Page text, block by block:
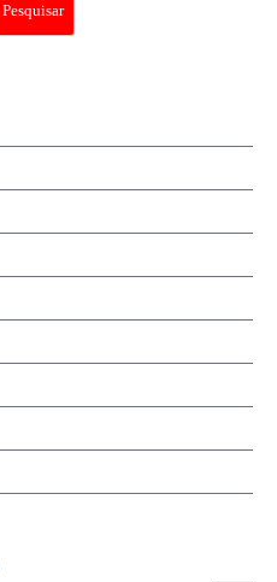
Pesquisar